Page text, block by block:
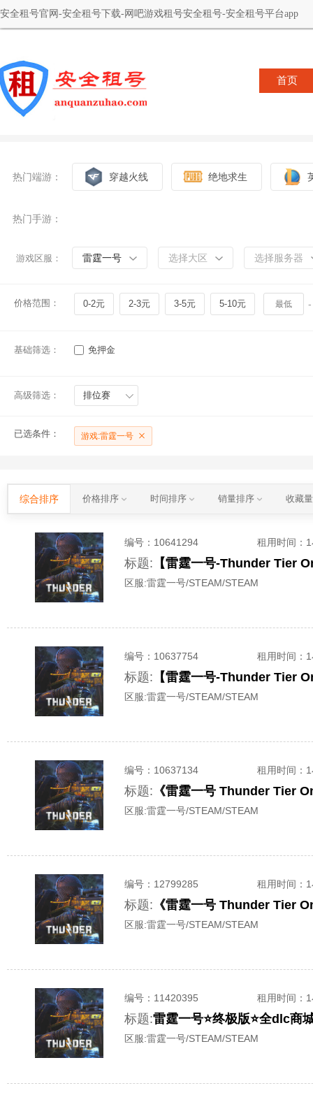
安全租号官网-安全租号下载-网吧游戏租号安全租号-安全租号平台app
首页
热门端游： 穿越火线 绝地求生
热门手游：
游戏区服： 雷霆一号 选择大区 选择服务器
价格范围： 0-2元 2-3元 3-5元 5-10元 -
基础筛选： 免押金
高级筛选： 排位赛
已选条件： 游戏:雷霆一号
综合排序 价格排序 时间排序 销量排序 收藏
编号： 10641294 租用时间 ：
标题: 【雷霆一号-Thunder Tier
区服:雷霆一号/STEAM/STEAM
编号： 10637754 租用时间 ：
标题: 【雷霆一号-Thunder Tier
区服:雷霆一号/STEAM/STEAM
编号： 10637134 租用时间 ：
标题: 《雷霆一号 Thunder Tier
区服:雷霆一号/STEAM/STEAM
编号： 12799285 租用时间 ：
标题: 《雷霆一号 Thunder Tier
区服:雷霆一号/STEAM/STEAM
编号： 11420395 租用时间 ：
标题:雷霆一号⭐终极版⭐全dlc商
区服:雷霆一号/STEAM/STEAM